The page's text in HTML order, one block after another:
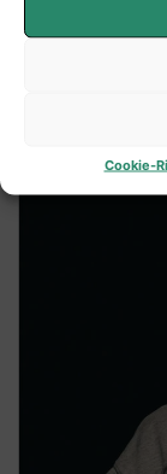
Cookie-